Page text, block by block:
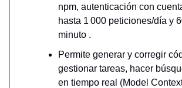
npm, autenticación con
hasta 1 000 peticiones/día y
minuto .
Permite generar y corregir
gestionar tareas, hacer
en tiempo real (Model